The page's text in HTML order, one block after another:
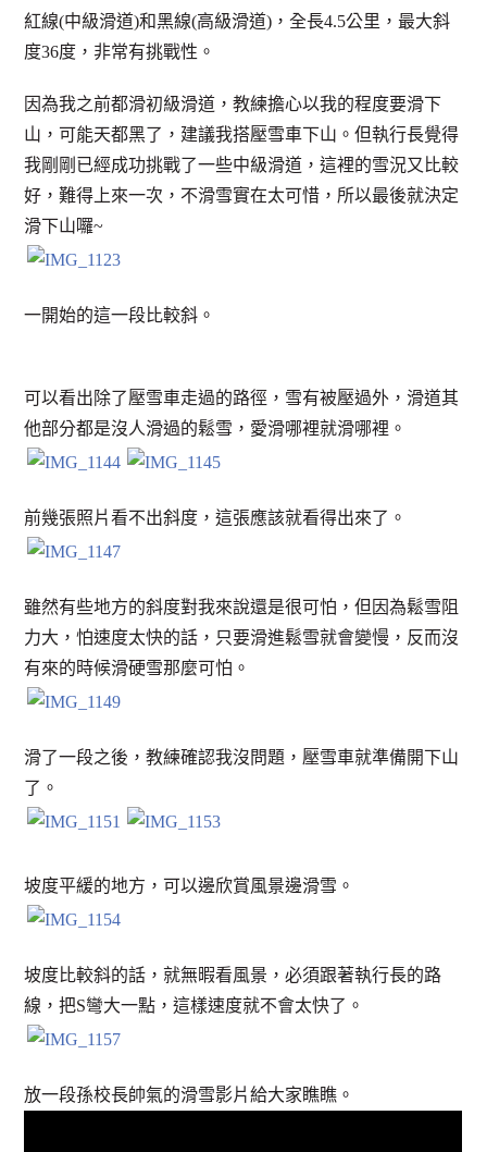
紅線(中級滑道)和黑線(高級滑道)，全長4.5公里，最大斜
度36度，非常有挑戰性。
因為我之前都滑初級滑道，教練擔心以我的程度要滑下
山，可能天都黑了，建議我搭壓雪車下山。但執行長覺得
我剛剛已經成功挑戰了一些中級滑道，這裡的雪況又比較
好，難得上來一次，不滑雪實在太可惜，所以最後就決定
滑下山囉~
一開始的這一段比較斜。
可以看出除了壓雪車走過的路徑，雪有被壓過外，滑道其
他部分都是沒人滑過的鬆雪，愛滑哪裡就滑哪裡。
前幾張照片看不出斜度，這張應該就看得出來了。
雖然有些地方的斜度對我來說還是很可怕，但因為鬆雪阻
力大，怕速度太快的話，只要滑進鬆雪就會變慢，反而沒
有來的時候滑硬雪那麼可怕。
滑了一段之後，教練確認我沒問題，壓雪車就準備開下山
了。
坡度平緩的地方，可以邊欣賞風景邊滑雪。
坡度比較斜的話，就無暇看風景，必須跟著執行長的路
線，把S彎大一點，這樣速度就不會太快了。
放一段孫校長帥氣的滑雪影片給大家瞧瞧。